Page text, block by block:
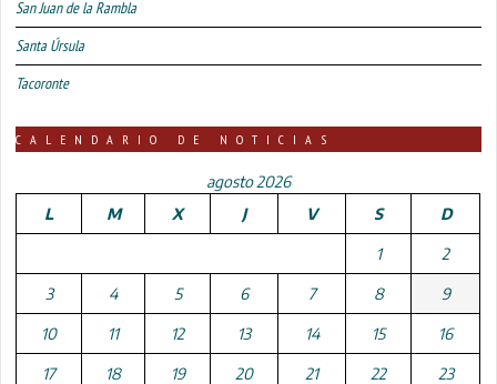
San Juan de la Rambla
Santa Úrsula
Tacoronte
CALENDARIO DE NOTICIAS
agosto 2026
L
M X J V S D
1 2
3 4 5 6 7 8 9
10 11 12 13 14 15 16
17 18 19 20 21 22 23